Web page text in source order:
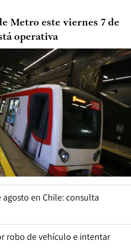
Metro este viernes 7 de
operativa
en Chile: consulta
robo de vehículo e intentar